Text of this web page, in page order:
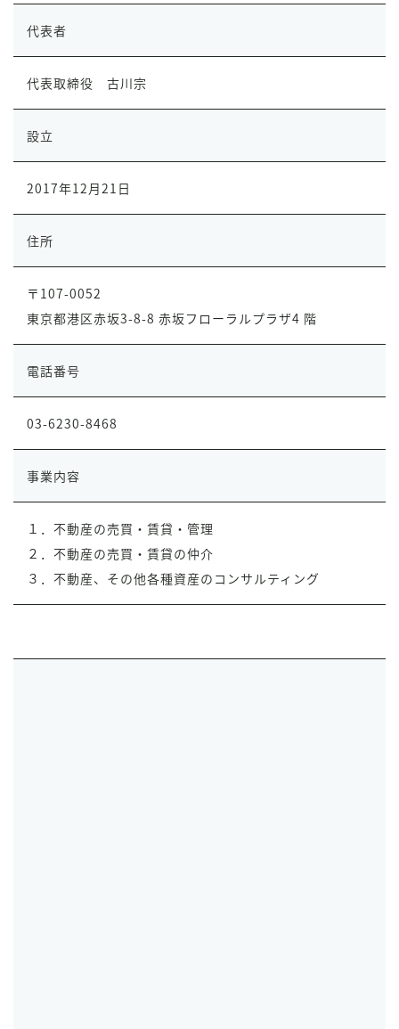
代表者
代表取締役 古川宗
設立
2017年12月21日
住所
〒107-0052
東京都港区赤坂3-8-8 赤坂フローラルプラザ4 階
電話番号
03-6230-8468
事業内容
１．不動産の売買・賃貸・管理
２．不動産の売買・賃貸の仲介
３．不動産、その他各種資産のコンサルティング